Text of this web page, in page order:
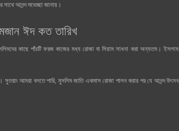
আনন্দ শুভেচ্ছা জানায়।
ঈদ কত তারিখ
কাছে পাঁচটি ফরজ কাজের মধ্য রোজা বা সিয়াম সাধনা করা অন্যতম। ইসলাম
আমরা বলতে পারি, মুসলিম জাতি একমাস রোজা পালন করার পর যে আনন্দ উৎসব